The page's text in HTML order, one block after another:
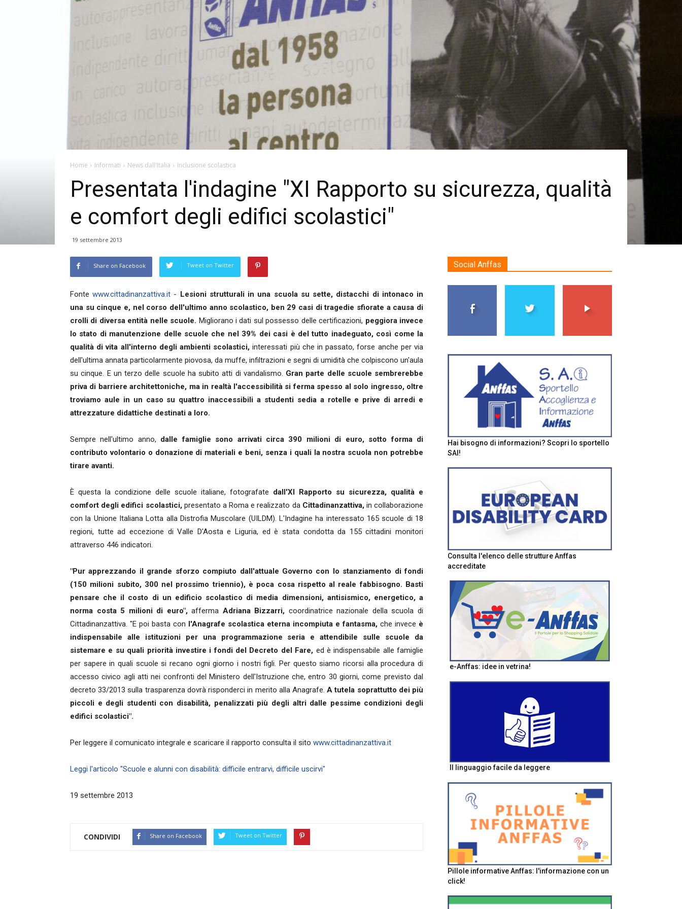
Home Informati News dall'Italia Inclusione scolastica
Presentata l'indagine "XI Rapporto su sicurezza, qualità
e comfort degli edifici scolastici"
19 settembre 2013
Share on Facebook Tweet on Twitter
Fontewww.cittadinanzattiva.it -
Lesioni strutturali in una scuola su sette, distacchi di intonaco in
una su cinque e, nel corso dell'ultimo anno scolastico, ben 29 casi di tragedie sfiorate a causa di
crolli di diversa entità nelle scuole. Migliorano i dati sul possesso delle certificazioni, peggiora invece
lo stato di manutenzione delle scuole che nel 39% dei casi è del tutto inadeguato, così come la
qualità di vita all'interno degli ambienti scolastici,interessati più che in passato, forse anche per via
dell'ultima annata particolarmente piovosa, da muffe, infiltrazioni e segni di umidità che colpiscono un'aula
su cinque. E un terzo delle scuole ha subito atti di vandalismo. Gran parte delle scuole sembrerebbe
priva di barriere architettoniche, ma in realtà l'accessibilità si ferma spesso al solo ingresso, oltre
troviamo aule in un caso su quattro inaccessibili a studenti sedia a rotelle e prive di arredi e
attrezzature didattiche destinati a loro.
Sempre nell'ultimo anno, dalle famiglie sono arrivati circa 390 milioni di euro, sotto forma di
contributo volontario o donazione di materiali e beni, senza i quali la nostra scuola non potrebbe
tirare avanti.
È questa la condizione delle scuole italiane, fotografate dall'XI Rapporto su sicurezza, qualità e
comfort degli edifici scolastici,presentato a Roma e realizzato da Cittadinanzattiva,in collaborazione
con la Unione Italiana Lotta alla Distrofia Muscolare (UILDM). L'Indagine ha interessato 165 scuole di 18
regioni, tutte ad eccezione di Valle D'Aosta e Liguria, ed è stata condotta da 155 cittadini monitori
attraverso 446 indicatori.
"Pur apprezzando il grande sforzo compiuto dall'attuale Governo con lo stanziamento di fondi
(150 milioni subito, 300 nel prossimo triennio), è poca cosa rispetto al reale fabbisogno. Basti
pensare che il costo di un edificio scolastico di media dimensioni, antisismico, energetico, a
norma costa 5 milioni di euro",afferma Adriana Bizzarri, coordinatrice nazionale della scuola di
Cittadinanzattiva. "E poi basta con
l'Anagrafe scolastica eterna incompiuta e fantasma, che invece è
indispensabile alle istituzioni per una programmazione seria e attendibile sulle scuole da
sistemare e su quali priorità investire i fondi del Decreto del Fare, ed è indispensabile alle famiglie
per sapere in quali scuole si recano ogni giorno i nostri figli. Per questo siamo ricorsi alla procedura di
accesso civico agli atti nei confronti del Ministero dell'Istruzione che, entro 30 giorni, come previsto dal
decreto 33/2013 sulla trasparenza dovrà risponderci in merito alla Anagrafe.A tutela soprattutto dei più
piccoli e degli studenti con disabilità, penalizzati più degli altri dalle pessime condizioni degli
edifici scolastici".
Per leggere il comunicato integrale e scaricare il rapporto consulta il sito www.cittadinanzattiva.it
Leggi l'articolo "Scuole e alunni con disabilità: difficile entrarvi, difficile uscirvi"
19 settembre 2013
CONDIVIDI Share on Facebook Tweet on Twitter
Social Anffas
Hai bisogno di informazioni? Scopri lo sportello
SAI!
Consulta l'elenco delle strutture Anffas
accreditate
e-Anffas: idee in vetrina!
Il linguaggio facile da leggere
Pillole informative Anffas: l'informazione con un
click!